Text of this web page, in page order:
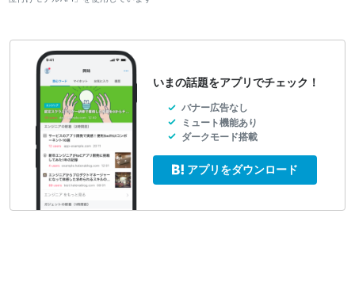
いまの話題をアプリでチェック！
バナー広告なし
ミュート機能あり
ダークモード搭載
アプリをダウンロード